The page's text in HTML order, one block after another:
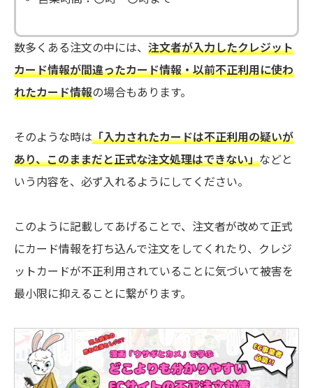
数多くある注文の中には、 注文者が入力したクレジット
カード情報が間違ったカード情報・以前不正利用に使わ
れたカード情報の場合もあります。
そのような時は「入力されたカードは不正利用の疑いが
あり、このままだと正式な注文処理はできない」などと
いう内容を、必ず入れるようにしてください。
このように記載してあげることで、注文者が改めて正式
にカード情報を打ち込んで注文をしてくれたり、クレジ
ットカードが不正利用されていることに気づいて被害を
最小限に抑えることに繋がります。